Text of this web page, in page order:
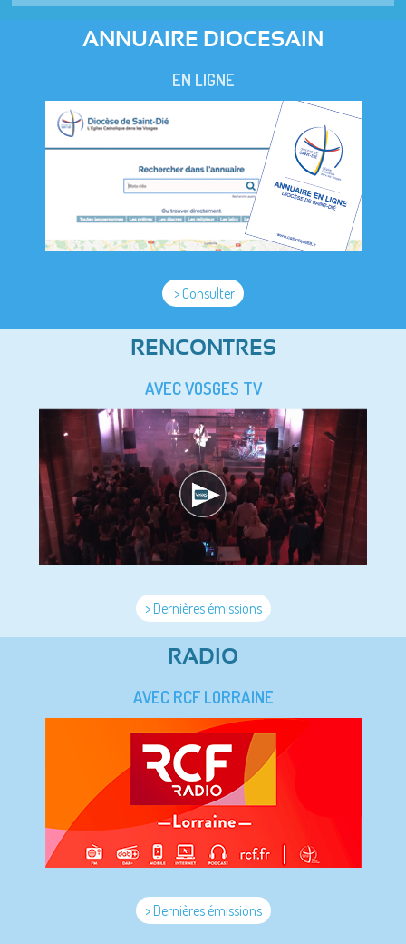
ANNUAIRE DIOCESAIN
EN LIGNE
> Consulter
RENCONTRES
AVEC VOSGES TV
> Dernières émissions
RADIO
AVEC RCF LORRAINE
> Dernières émissions